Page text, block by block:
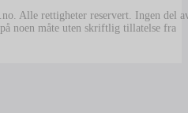
Alle rettigheter reservert. Ingen del
noen måte uten skriftlig tillatelse fra